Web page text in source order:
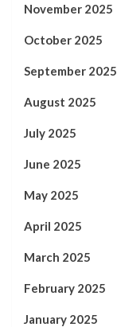
November 2025
October 2025
September 2025
August 2025
July 2025
June 2025
May 2025
April 2025
March 2025
February 2025
January 2025